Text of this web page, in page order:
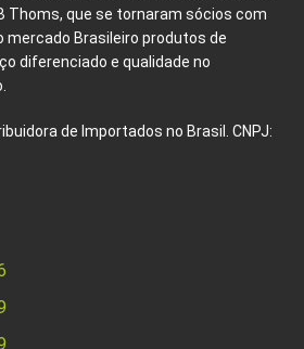
Thoms, que se tornaram sócios com
mercado Brasileiro produtos de
diferenciado e qualidade no
de Importados no Brasil. CNPJ: